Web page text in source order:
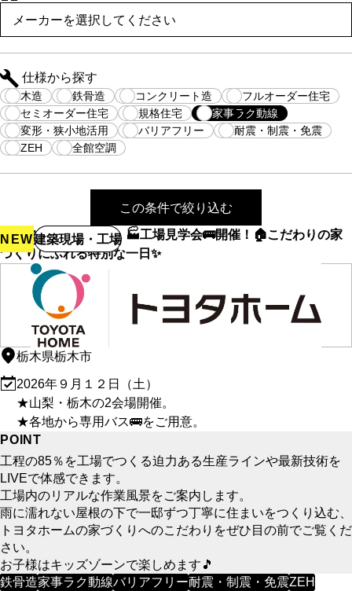
仕様から探す
木造 鉄骨造 コンクリート造
フルオーダー住宅
セミオーダー住宅
規格住宅
家事ラク動線
変形・狭小地活用
バリアフリー
耐震・制震・免震
ZEH
全館空調
この条件で絞り込む
NEW建築現場・工場
《トヨタホーム東京》🏭工場見学会🚌開催！🏠こだわりの家
づくりにふれる特別な一日✨
栃木県栃木市
2026年９月１２日（土）
★山梨・栃木の2会場開催。
★各地から専用バス🚌をご用意。
POINT
工程の85％を工場でつくる迫力ある生産ラインや最新技術を
LIVEで体感できます。
工場内のリアルな作業風景をご案内します。
雨に濡れない屋根の下で一邸ずつ丁寧に住まいをつくり込む、
トヨタホームの家づくりへのこだわりをぜひ目の前でご覧くだ
さい。
お子様はキッズゾーンで楽しめます🎵
鉄骨造家事ラク動線バリアフリー耐震・制震・免震ZEH